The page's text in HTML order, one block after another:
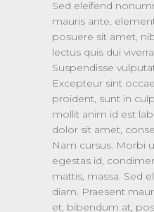
Sed eleifend
mauris ante,
posuere sit amet,
lectus quis dui
Suspendisse
Excepteur sint
proident, sunt in
mollit anim id est
dolor sit amet,
Nam cursus. Morbi
egestas id,
mattis, massa. Sed
diam. Praesent
et, bibendum at,